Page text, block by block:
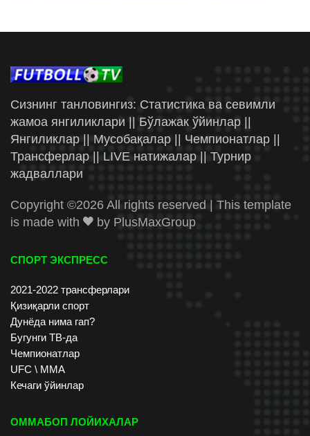
Сизнинг танловингиз: Статистика ва севимли
жамоа янгиликлари || Бўлажак ўйинлар ||
Янгиликлар || Мусобақалар || Чемпионатлар ||
Трансферлар || LIVE натижалар || Турнир
жадваллари
Copyright ©2026 All rights reserved | This template
is made with
by PlusMaxGroup
СПОРТ ЭКСПРЕСС
2021-2022 трансферлари
Қизиқарли спорт
Дунёда нима гап?
Бугунги ТВ-да
Чемпионатлар
UFC \ ММА
Кечаги ўйинлар
ОММАБОП ЛОЙИХАЛАР